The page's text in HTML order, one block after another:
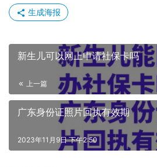
生成海报
新生儿可以网上申请社保卡吗
上一篇
广东身份证照片回执有效期
2023年11月9日 下午2:50